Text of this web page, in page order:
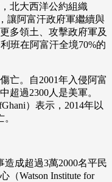
北大西洋公約組織
讓阿富汗政府軍繼續與
多領土、攻擊政府軍及
班在阿富汗全境70%的
亡。自2001年入侵阿富
超過2300人是美軍。
）表示，2014年以
造成超過3萬2000名平民
（Watson Institute for